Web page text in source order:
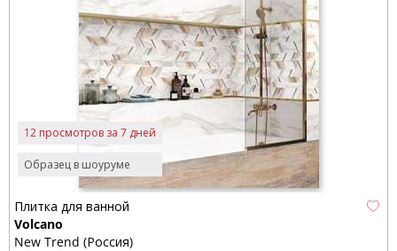
Образец в шоуруме
12 просмотров за 7 дней
Плитка для ванной
Volcano
New Trend (Россия)